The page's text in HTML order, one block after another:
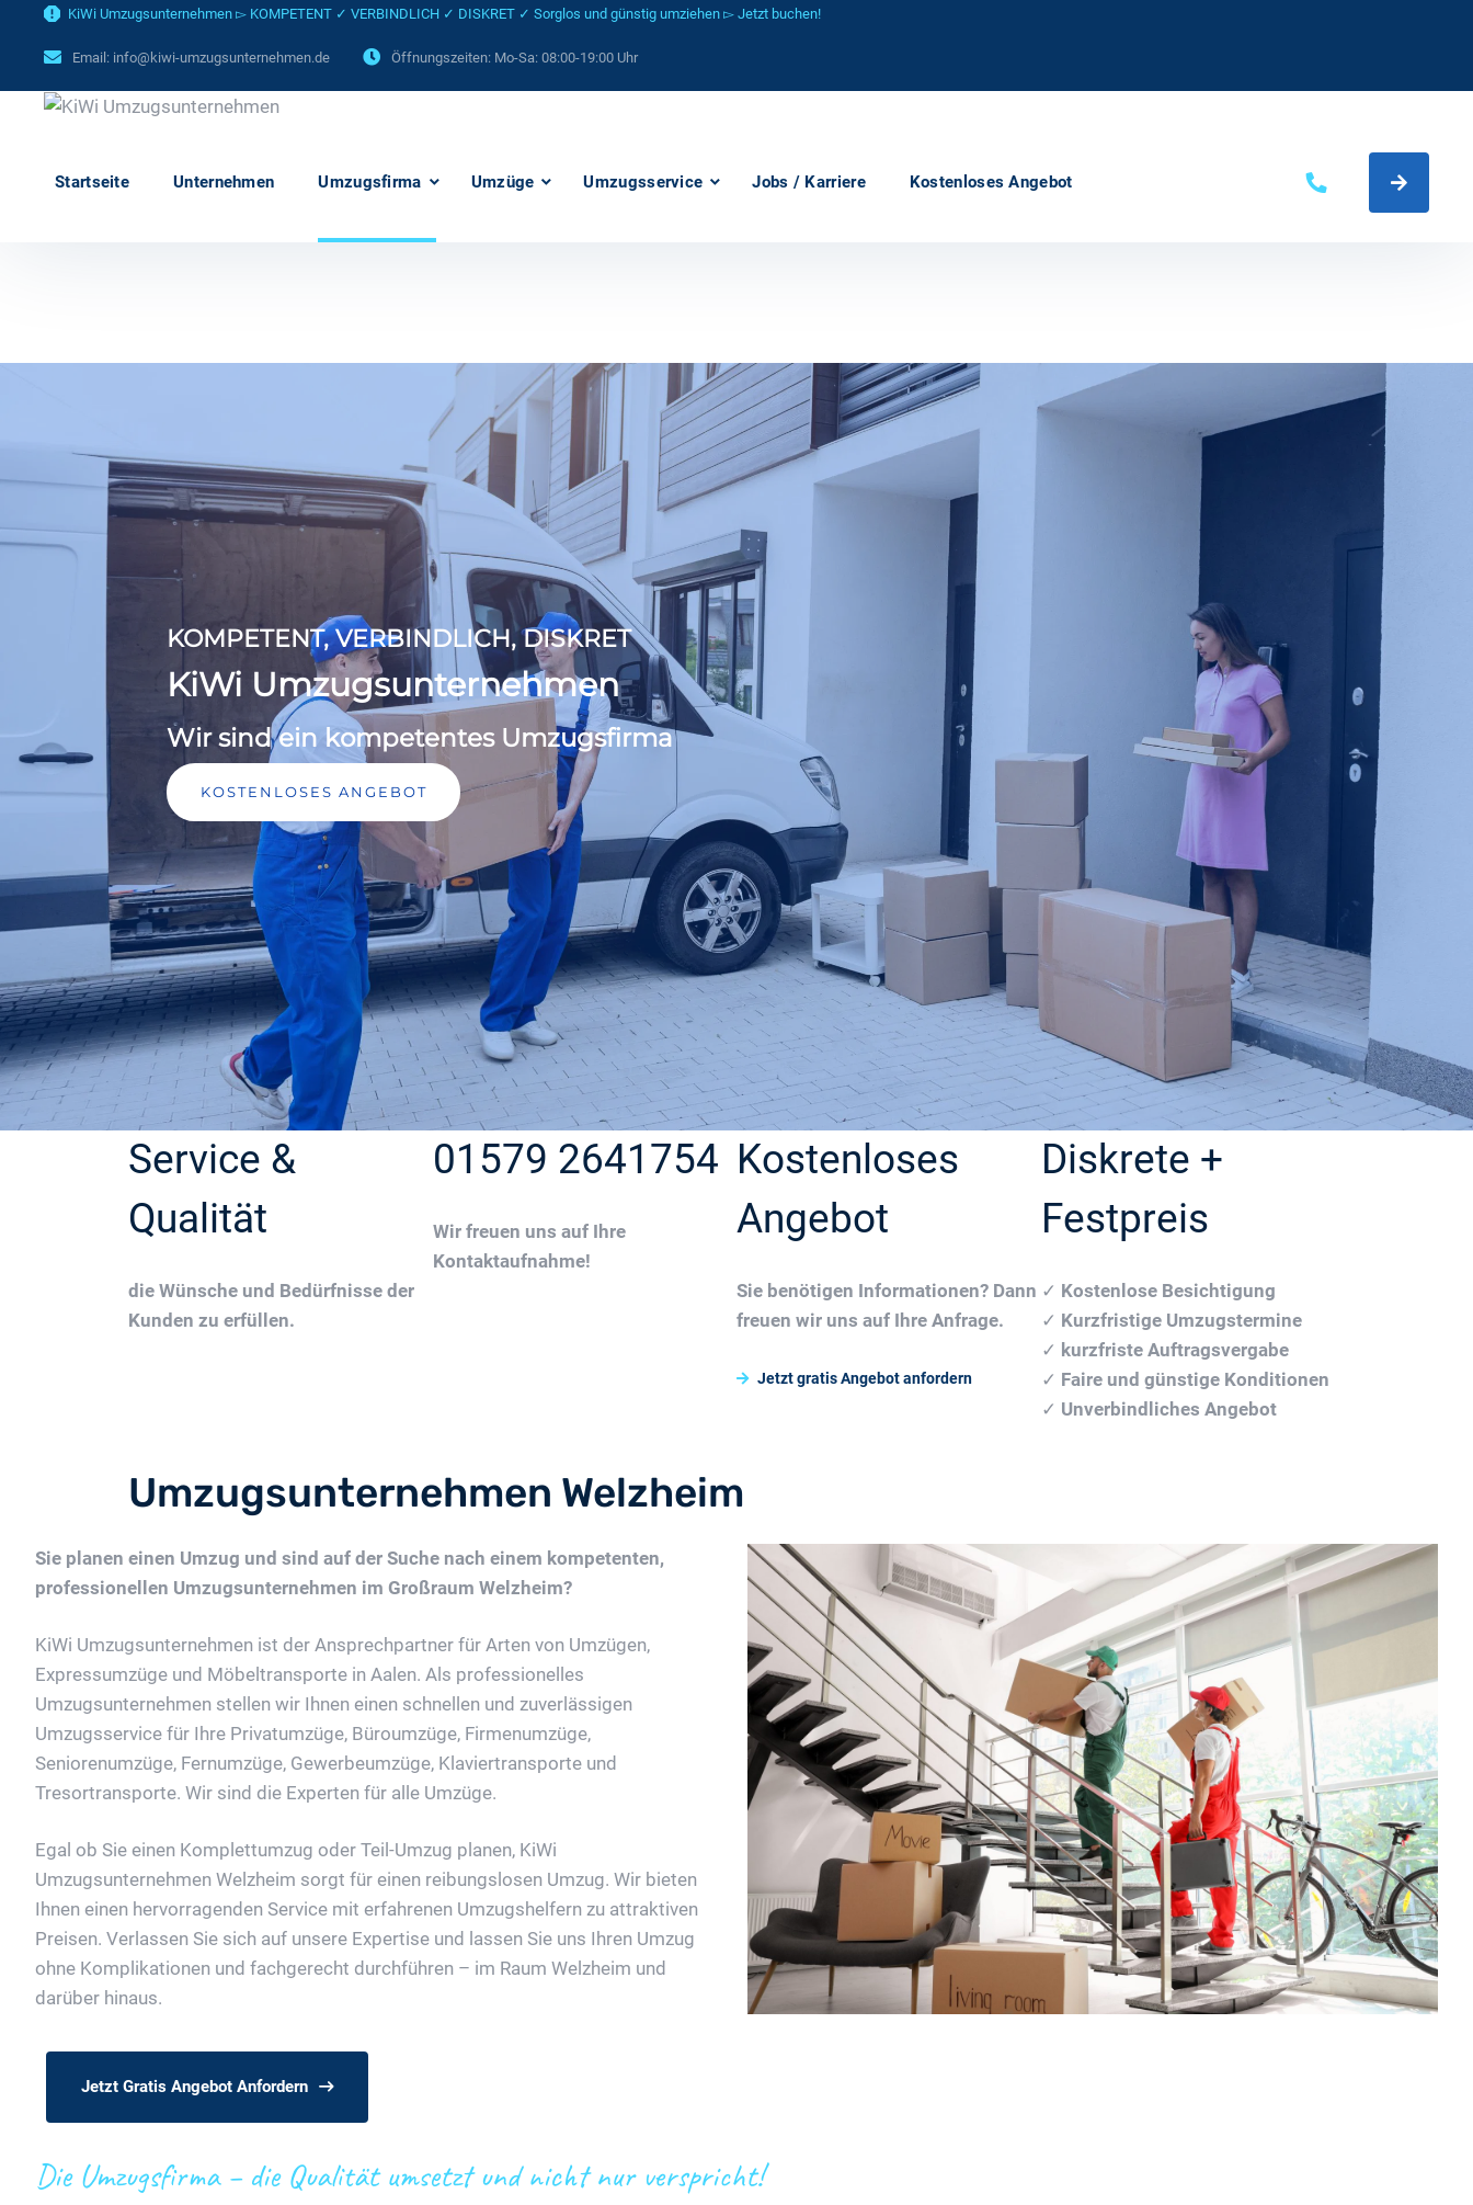
KiWi Umzugsunternehmen ▻ KOMPETENT ✓ VERBINDLICH ✓ DISKRET ✓ Sorglos und günstig umziehen ▻ Jetzt buchen!
Email: info@kiwi-umzugsunternehmen.de Öffnungszeiten: Mo-Sa: 08:00-19:00 Uhr
Startseite Unternehmen Umzugsfirma Umzüge Umzugsservice Jobs / Karriere Kostenloses Angebot
KOMPETENT, VERBINDLICH, DISKRET
KiWi Umzugsunternehmen
Wir sind ein kompetentes Umzugsfirma
KOSTENLOSES ANGEBOT
Service &
Qualität
die Wünsche und Bedürfnisse der
Kunden zu erfüllen.
01579 2641754
Wir freuen uns auf Ihre
Kontaktaufnahme!
Kostenloses
Angebot
Sie benötigen Informationen? Dann
freuen wir uns auf Ihre Anfrage.
Jetzt gratis Angebot anfordern
Diskrete +
Festpreis
✓ Kostenlose Besichtigung
✓ Kurzfristige Umzugstermine
✓ kurzfriste Auftragsvergabe
✓ Faire und günstige Konditionen
✓ Unverbindliches Angebot
Umzugsunternehmen Welzheim
Sie planen einen Umzug und sind auf der Suche nach einem kompetenten,
professionellen Umzugsunternehmen im Großraum Welzheim?
KiWi Umzugsunternehmen ist der Ansprechpartner für Arten von Umzügen,
Expressumzüge und Möbeltransporte in Aalen. Als professionelles
Umzugsunternehmen stellen wir Ihnen einen schnellen und zuverlässigen
Umzugsservice für Ihre Privatumzüge, Büroumzüge, Firmenumzüge,
Seniorenumzüge, Fernumzüge, Gewerbeumzüge, Klaviertransporte und
Tresortransporte. Wir sind die Experten für alle Umzüge.
Egal ob Sie einen Komplettumzug oder Teil-Umzug planen, KiWi
Umzugsunternehmen Welzheim sorgt für einen reibungslosen Umzug. Wir bieten
Ihnen einen hervorragenden Service mit erfahrenen Umzugshelfern zu attraktiven
Preisen. Verlassen Sie sich auf unsere Expertise und lassen Sie uns Ihren Umzug
ohne Komplikationen und fachgerecht durchführen – im Raum Welzheim und
darüber hinaus.
Jetzt Gratis Angebot Anfordern
Die Umzugsfirma – die Qualität umsetzt und nicht nur verspricht!